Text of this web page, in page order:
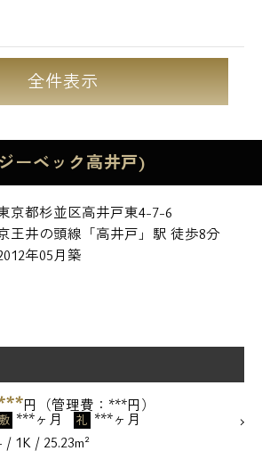
全件表示
ーベック高井戸)
京都杉並区高井戸東4-7-6
王井の頭線「高井戸」駅 徒歩8分
年05月築
円（管理費：***円）
敷 ***ヶ月 礼 ***ヶ月
/ 1K / 25.23m²
合わせ
0120-500-529
～18：00